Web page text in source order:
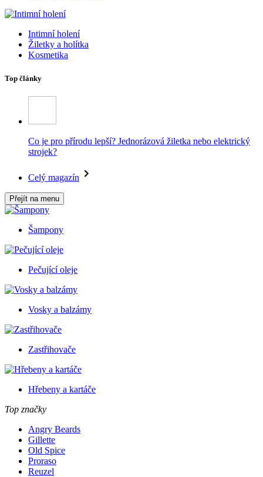
Intimní holení
Žiletky a holítka
Kosmetika
Top články
Co je pro přírodu lepší? Jednorázová žiletka nebo elektrický
strojek?
Celý magazín
Přejít na menu
Šampony
Pečující oleje
Vosky a balzámy
Zastřihovače
Hřebeny a kartáče
Top značky
Angry Beards
Gillette
Old Spice
Proraso
Reuzel